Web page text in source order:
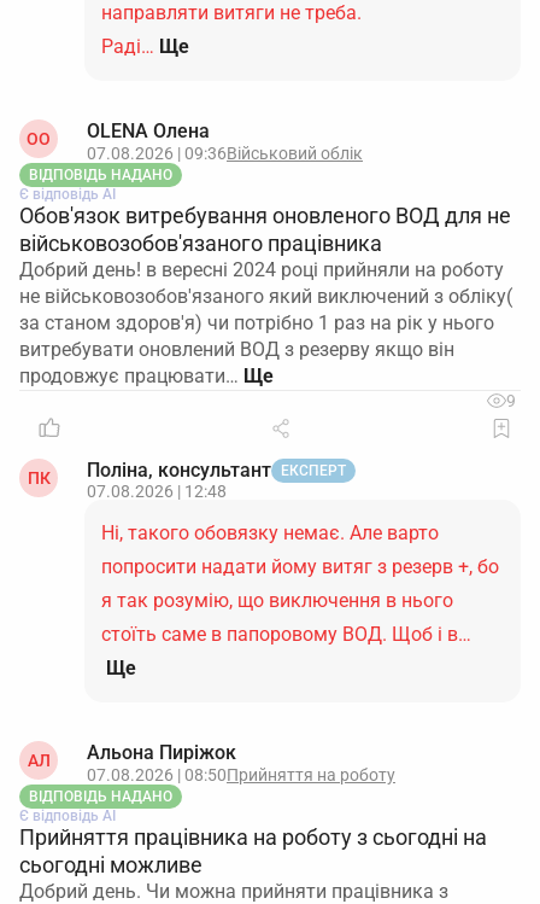
направляти витяги не треба.
Раді… Ще
ОO OLENA Олена
07.08.2026 | 09:36Військовий облік
ВІДПОВІДЬ НАДАНО
Є відповідь АІ
Обов'язок витребування оновленого ВОД для не
військовозобов'язаного працівника
Добрий день! в вересні 2024 році прийняли на роботу
не військовозобов'язаного який виключений з обліку(
за станом здоров'я) чи потрібно 1 раз на рік у нього
витребувати оновлений ВОД з резерву якщо він
продовжує працювати…
9
ПК Поліна, консультант ЕКСПЕРТ
07.08.2026 | 12:48
Ні, такого обовязку немає. Але варто
попросити надати йому витяг з резерв +, бо
я так розумію, що виключення в нього
стоїть саме в папоровому ВОД. Щоб і в…
Ще
АЛ Альона Пиріжок
07.08.2026 | 08:50Прийняття на роботу
ВІДПОВІДЬ НАДАНО
Є відповідь АІ
Прийняття працівника на роботу з сьогодні на
сьогодні можливе
Добрий день. Чи можна прийняти працівника з